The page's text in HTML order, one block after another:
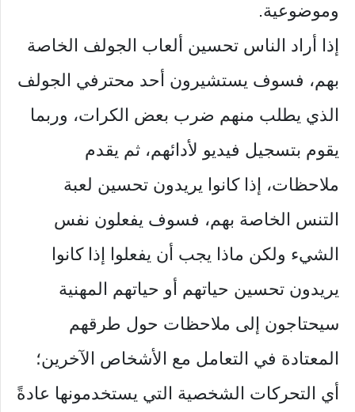
وموضوعية.
إذا أراد الناس تحسين ألعاب الجولف الخاصة
بهم، فسوف يستشيرون أحد محترفي الجولف
الذي يطلب منهم ضرب بعض الكرات، وربما
يقوم بتسجيل فيديو لأدائهم، ثم يقدم
ملاحظات، إذا كانوا يريدون تحسين لعبة
التنس الخاصة بهم، فسوف يفعلون نفس
الشيء ولكن ماذا يجب أن يفعلوا إذا كانوا
يريدون تحسين حياتهم أو حياتهم المهنية
سيحتاجون إلى ملاحظات حول طرقهم
المعتادة في التعامل مع الأشخاص الآخرين؛
أي التحركات الشخصية التي يستخدمونها عادةً